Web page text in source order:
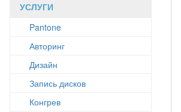
УСЛУГИ
Pantone
Авторинг
Дизайн
Запись дисков
Конгрев